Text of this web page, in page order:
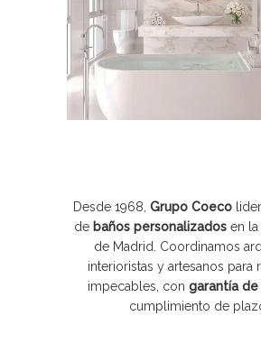
Desde 1968, Grupo Coeco
de baños personalizados en
de Madrid. Coordinamos
interioristas y artesanos para
impecables, con garantía de
cumplimiento de